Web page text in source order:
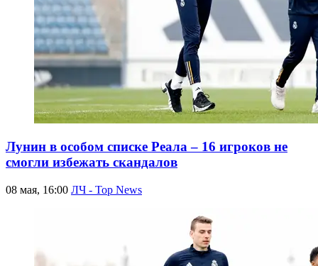
Лунин в особом списке Реала – 16 игроков не
смогли избежать скандалов
08 мая, 16:00 ЛЧ - Top News